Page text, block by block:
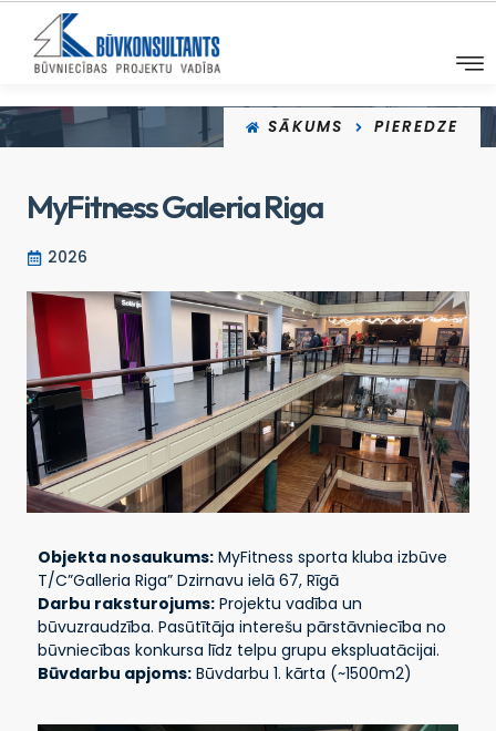
SĀKUMS PIEREDZE
MyFitness Galeria Riga
2026
Objekta nosaukums: MyFitness sporta kluba izbūve
T/C”Galleria Riga” Dzirnavu ielā 67, Rīgā
Darbu raksturojums: Projektu vadība un
būvuzraudzība. Pasūtītāja interešu pārstāvniecība no
būvniecības konkursa līdz telpu grupu ekspluatācijai.
Būvdarbu apjoms: Būvdarbu 1. kārta (~1500m2)